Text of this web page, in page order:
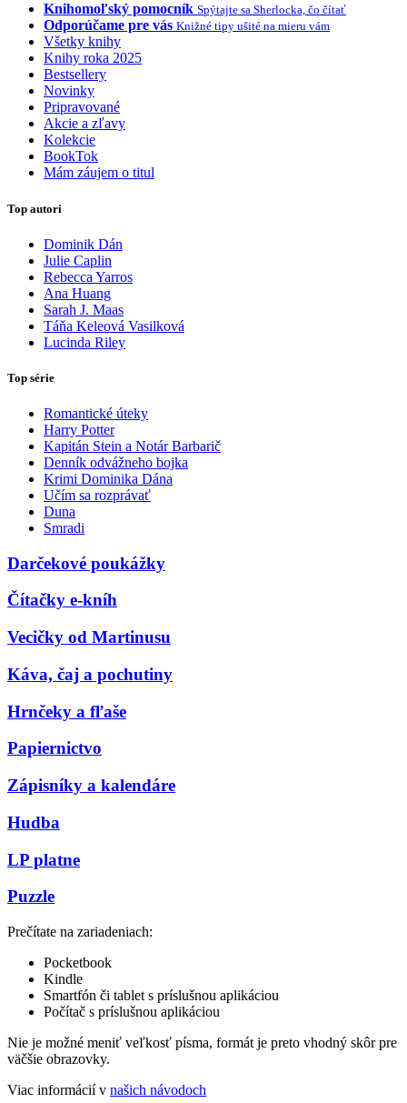
Knihomoľský pomocník Spýtajte sa Sherlocka, čo čítať
Odporúčame pre vás Knižné tipy ušité na mieru vám
Všetky knihy
Knihy roka 2025
Bestsellery
Novinky
Pripravované
Akcie a zľavy
Kolekcie
BookTok
Mám záujem o titul
Top autori
Dominik Dán
Julie Caplin
Rebecca Yarros
Ana Huang
Sarah J. Maas
Táňa Keleová Vasilková
Lucinda Riley
Top série
Romantické úteky
Harry Potter
Kapitán Stein a Notár Barbarič
Denník odvážneho bojka
Krimi Dominika Dána
Učím sa rozprávať
Duna
Smradi
Darčekové poukážky
Čítačky e-kníh
Vecičky od Martinusu
Káva, čaj a pochutiny
Hrnčeky a fľaše
Papiernictvo
Zápisníky a kalendáre
Hudba
LP platne
Puzzle
Prečítate na zariadeniach:
Pocketbook
Kindle
Smartfón či tablet s príslušnou aplikáciou
Počítač s príslušnou aplikáciou
Nie je možné meniť veľkosť písma, formát je preto vhodný skôr pre
väčšie obrazovky.
Viac informácií v našich návodoch